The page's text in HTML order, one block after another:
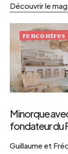
Découvrir le
rencontres
Minorque
fondateur du
Guillaume et